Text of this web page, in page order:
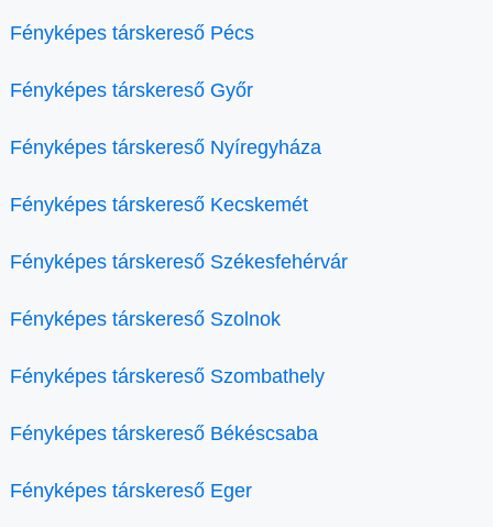
Fényképes társkereső Pécs
Fényképes társkereső Győr
Fényképes társkereső Nyíregyháza
Fényképes társkereső Kecskemét
Fényképes társkereső Székesfehérvár
Fényképes társkereső Szolnok
Fényképes társkereső Szombathely
Fényképes társkereső Békéscsaba
Fényképes társkereső Eger